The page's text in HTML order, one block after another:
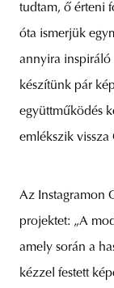
tudtam, ő érteni
óta ismerjük
annyira inspiráló
készítünk pár
együttműködés
emlékszik vissza
Az Instagramon
projektet: „A
amely során a
kézzel festett